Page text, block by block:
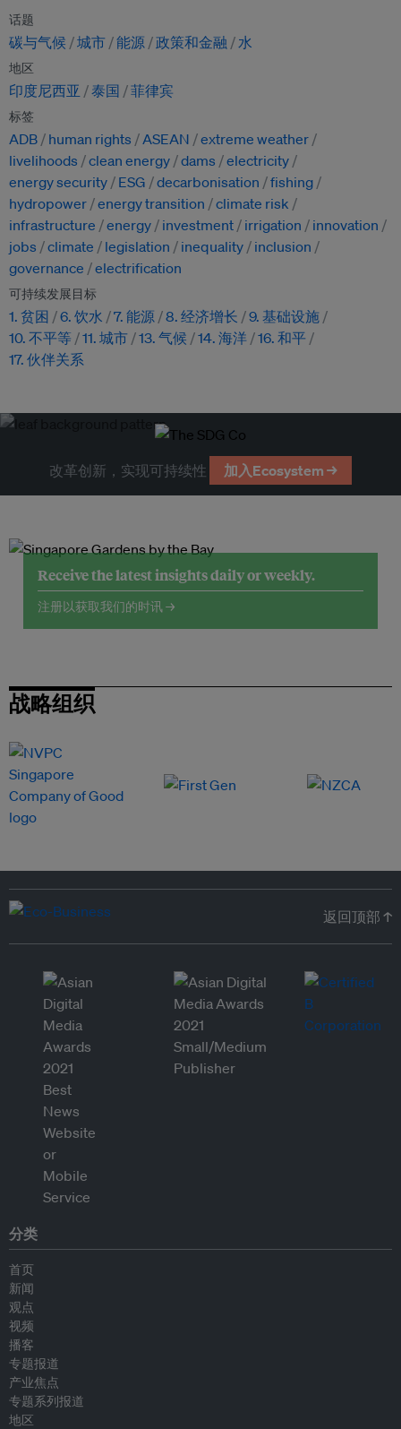
话题
碳与气候 城市 能源 政策和金融 水
地区
印度尼西亚 泰国 菲律宾
标签
ADB human rights ASEAN
extreme weather
livelihoods
clean energy dams
electricity
energy security
ESG decarbonisation
fishing
hydropower energy transition
climate risk
infrastructure
energy investment irrigation
innovation
jobs
climate legislation inequality
inclusion
governance
electrification
可持续发展目标
1. 贫困 6. 饮水 7. 能源 8. 经济增长
9. 基础设施
10. 不平等
11. 城市 13. 气候 14. 海洋 16. 和平
17. 伙伴关系
改革创新，实现可持续性 加入Ecosystem →
Receive the latest insights daily or weekly.
注册以获取我们的时讯 →
战略组织
返回顶部 ↑
分类
首页
新闻
观点
视频
播客
专题报道
产业焦点
专题系列报道
地区